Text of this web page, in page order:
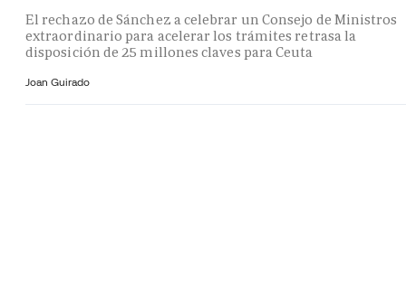
El rechazo de Sánchez a celebrar un Consejo de Ministros
extraordinario para acelerar los trámites retrasa la
disposición de 25 millones claves para Ceuta
Joan Guirado